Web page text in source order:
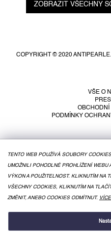
TENTO WEB POUŽÍVÁ SOUBORY
UMOŽNILI POHODLNÉ PROHLÍŽENÍ
VÝKON A POUŽITELNOST. KLIKNUTÍM NA
VŠECHNY COOKIES, KLIKNUTÍM NA
ZMĚNIT, ANEBO COOKIES ODMÍTNUT.
ZOBRAZIT VŠECHNY
COPYRIGHT © 2020
VŠE O
OBCHODNÍ
PODMÍNKY